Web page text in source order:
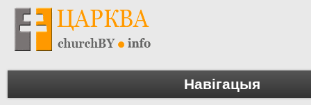
Навігацыя